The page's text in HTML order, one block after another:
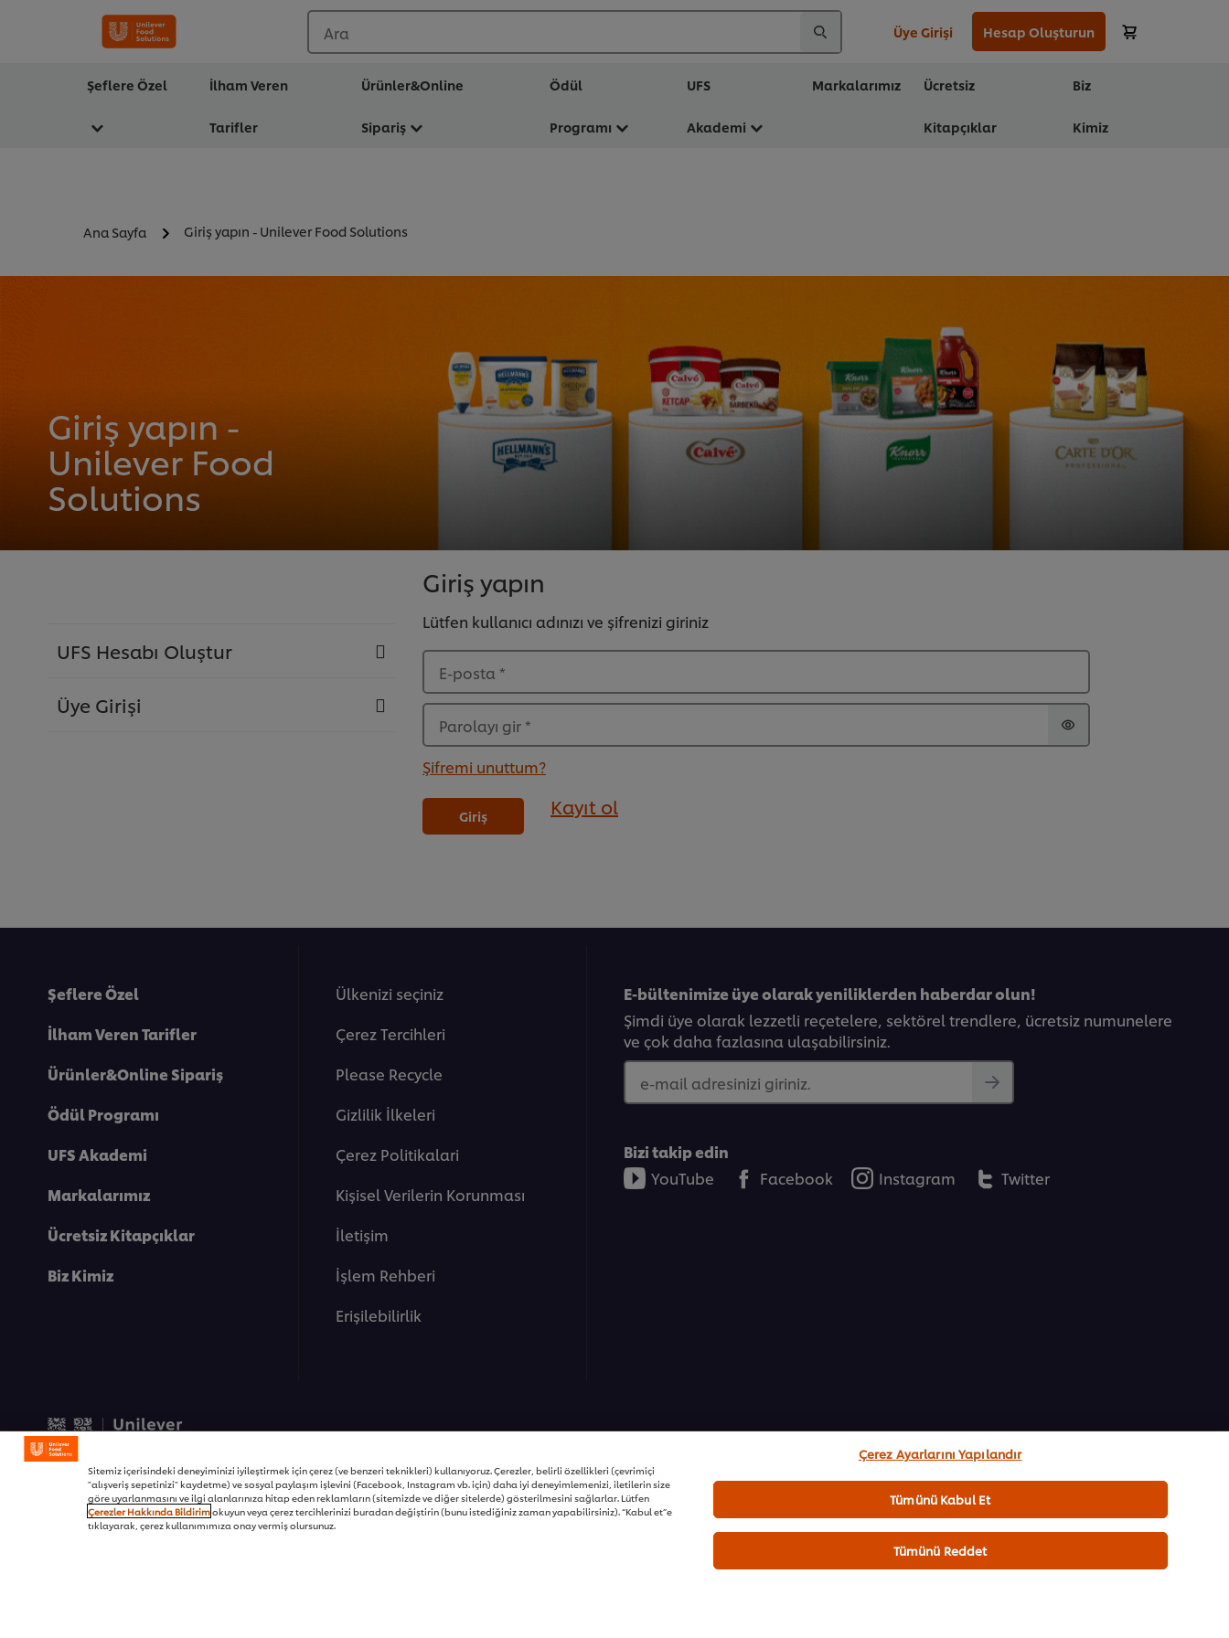
Ara Üye Girişi Hesap Oluşturun
Şeflere Özel İlham Veren
Tarifler
Ürünler&Online
Sipariş
Ödül
Programı
UFS
Akademi
Markalarımız Ücretsiz
Kitapçıklar
Biz
Kimiz
Ana Sayfa Giriş yapın - Unilever Food Solutions
Giriş yapın -
Unilever Food
Solutions
Giriş yapın
Lütfen kullanıcı adınızı ve şifrenizi giriniz
E-posta *
Parolayı gir *
Şifremi unuttum?
Giriş Kayıt ol
UFS Hesabı Oluştur
Üye Girişi
Şeflere Özel
İlham Veren Tarifler
Ürünler&Online Sipariş
Ödül Programı
UFS Akademi
Markalarımız
Ücretsiz Kitapçıklar
Biz Kimiz
Ülkenizi seçiniz
Çerez Tercihleri
Please Recycle
Gi̇zli̇li̇k İlkeleri̇
Çerez Politikalari
Kişisel Verilerin Korunması
İletişim
İşlem Rehberi
Erişilebilirlik
E-bültenimize üye olarak yeniliklerden haberdar olun!
Şimdi üye olarak lezzetli reçetelere, sektörel trendlere, ücretsiz numunelere
ve çok daha fazlasına ulaşabilirsiniz.
e-mail adresinizi giriniz.
Bizi takip edin
YouTube
Facebook Instagram Twitter
Sitemiz içerisindeki deneyiminizi iyileştirmek için çerez (ve benzeri teknikleri) kullanıyoruz. Çerezler, belirli özellikleri (çevrimiçi
"alışveriş sepetinizi" kaydetme) ve sosyal paylaşım işlevini (Facebook, Instagram vb. için) daha iyi deneyimlemenizi, iletilerin size
göre uyarlanmasını ve ilgi alanlarınıza hitap eden reklamların (sitemizde ve diğer sitelerde) gösterilmesini sağlarlar. Lütfen
Çerezler Hakkında Bildirimokuyun veya çerez tercihlerinizi buradan değiştirin (bunu istediğiniz zaman yapabilirsiniz). “Kabul et”e
tıklayarak, çerez kullanımımıza onay vermiş olursunuz.
Çerez Ayarlarını Yapılandır
Tümünü Reddet
Tümünü Kabul Et